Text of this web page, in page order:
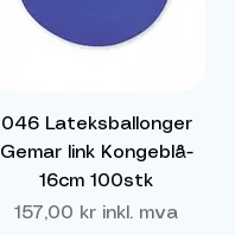
046 Lateksballonger
Gemar link Kongeblå-
16cm 100stk
Pris
157,00 kr inkl. mva